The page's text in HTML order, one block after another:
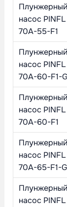
Плунжерный
насос PINFL
70A-55-F1
Плунжерный
насос PINFL
70A-60-F1-G
Плунжерный
насос PINFL
70A-60-F1
Плунжерный
насос PINFL
70A-65-F1-G
Плунжерный
насос PINFL